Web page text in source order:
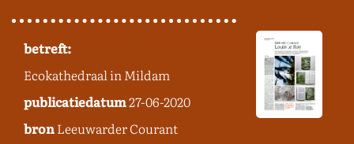
betreft:
Ecokathedraal in Mildam
publicatiedatum27-06-2020
bronLeeuwarder Courant